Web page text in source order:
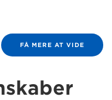
FÅ MERE AT VIDE